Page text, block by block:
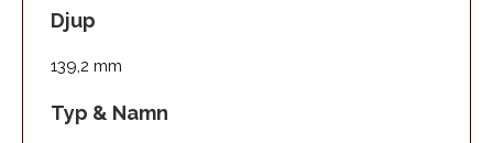
Djup
139,2 mm
Typ & Namn